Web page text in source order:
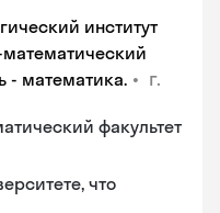
институт
- математика. • г.
факультет
что